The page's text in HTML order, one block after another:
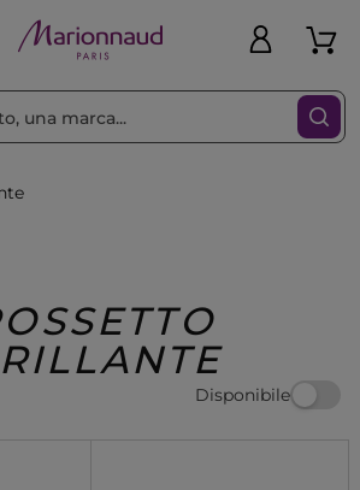
Profumi
Regalo
Disponibile
Filtra